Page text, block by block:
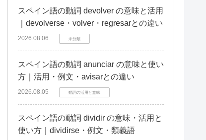
スペイン語の動詞 devolver の意味と活用
｜devolverse・volver・regresarとの違い
2026.08.06 未分類
スペイン語の動詞 anunciar の意味と使い
方｜活用・例文・avisarとの違い
2026.08.05 動詞の活用と意味
スペイン語の動詞 dividir の意味・活用と
使い方｜dividirse・例文・類義語